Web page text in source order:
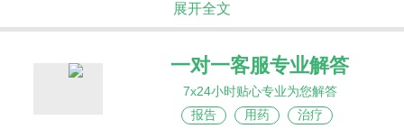
展开全文
一对一客服专业解答
7x24小时贴心专业为您解答
报告
用药 治疗